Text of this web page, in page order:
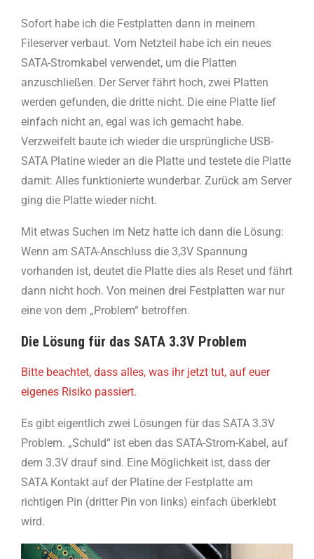
Sofort habe ich die Festplatten dann in meinem
Fileserver verbaut. Vom Netzteil habe ich ein neues
SATA-Stromkabel verwendet, um die Platten
anzuschließen. Der Server fährt hoch, zwei Platten
werden gefunden, die dritte nicht. Die eine Platte lief
einfach nicht an, egal was ich gemacht habe.
Verzweifelt baute ich wieder die ursprüngliche USB-
SATA Platine wieder an die Platte und testete die Platte
damit: Alles funktionierte wunderbar. Zurück am Server
ging die Platte wieder nicht.
Mit etwas Suchen im Netz hatte ich dann die Lösung:
Wenn am SATA-Anschluss die 3,3V Spannung
vorhanden ist, deutet die Platte dies als Reset und fährt
dann nicht hoch. Von meinen drei Festplatten war nur
eine von dem „Problem“ betroffen.
Die Lösung für das SATA 3.3V Problem
Bitte beachtet, dass alles, was ihr jetzt tut, auf euer
eigenes Risiko passiert.
Es gibt eigentlich zwei Lösungen für das SATA 3.3V
Problem. „Schuld“ ist eben das SATA-Strom-Kabel, auf
dem 3.3V drauf sind. Eine Möglichkeit ist, dass der
SATA Kontakt auf der Platine der Festplatte am
richtigen Pin (dritter Pin von links) einfach überklebt
wird.